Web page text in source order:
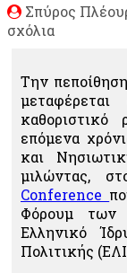
Σπύρος
σχόλια
Την
καθοριστικό
επόμενα
και
μιλώντας,
Conference
Φόρουμ των
Ελληνικό
Πολιτικής